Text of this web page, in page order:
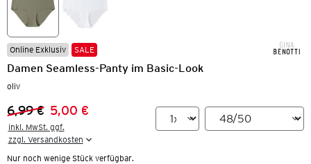
Online Exklusiv SALE
Damen Seamless-Panty im Basic-Look
oliv
Vorheriger Preis:
6,99 €
Neuer Preis:
5,00 €
inkl. MwSt. ggf.
zzgl. Versandkosten
Nur noch wenige Stück verfügbar.